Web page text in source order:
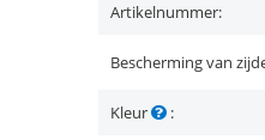
Artikelnummer:
Bescherming van
Kleur :